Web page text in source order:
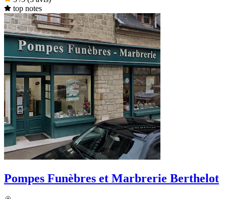
top notes
Pompes Funèbres et Marbrerie Berthelot